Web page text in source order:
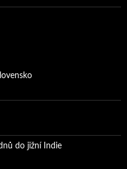
do jižní Indie